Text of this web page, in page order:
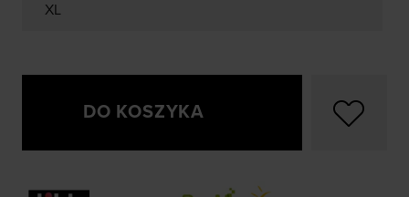
XL
DO KOSZYKA